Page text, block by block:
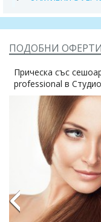
ПОДОБНИ ОФЕРТИ
Прическа със
professional в